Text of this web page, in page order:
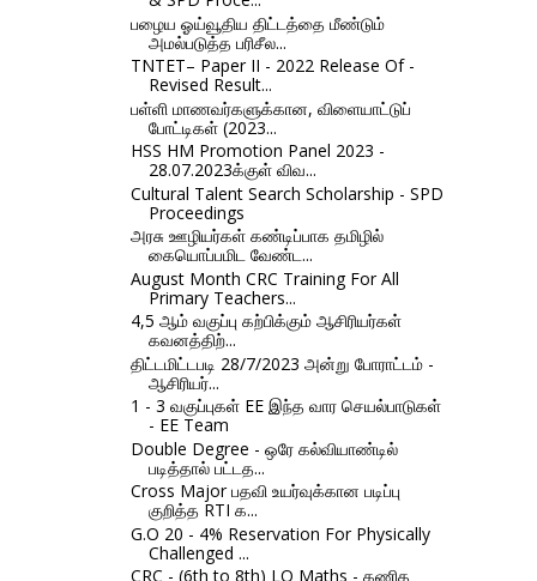
பழைய ஓய்வூதிய திட்டத்தை மீண்டும்
அமல்படுத்த பரிசீல...
TNTET– Paper II - 2022 Release Of -
Revised Result...
பள்ளி மாணவர்களுக்கான, விளையாட்டுப்
போட்டிகள் (2023...
HSS HM Promotion Panel 2023 -
28.07.2023க்குள் விவ...
Cultural Talent Search Scholarship - SPD
Proceedings
அரசு ஊழியர்கள் கண்டிப்பாக தமிழில்
கையொப்பமிட வேண்ட...
August Month CRC Training For All
Primary Teachers...
4,5 ஆம் வகுப்பு கற்பிக்கும் ஆசிரியர்கள்
கவனத்திற்...
திட்டமிட்டபடி 28/7/2023 அன்று போராட்டம் -
ஆசிரியர்...
1 - 3 வகுப்புகள் EE இந்த வார செயல்பாடுகள்
- EE Team
Double Degree - ஒரே கல்வியாண்டில்
படித்தால் பட்டத...
Cross Major பதவி உயர்வுக்கான படிப்பு
குறித்த RTI க...
G.O 20 - 4% Reservation For Physically
Challenged ...
CRC - (6th to 8th) LO Maths - கணித